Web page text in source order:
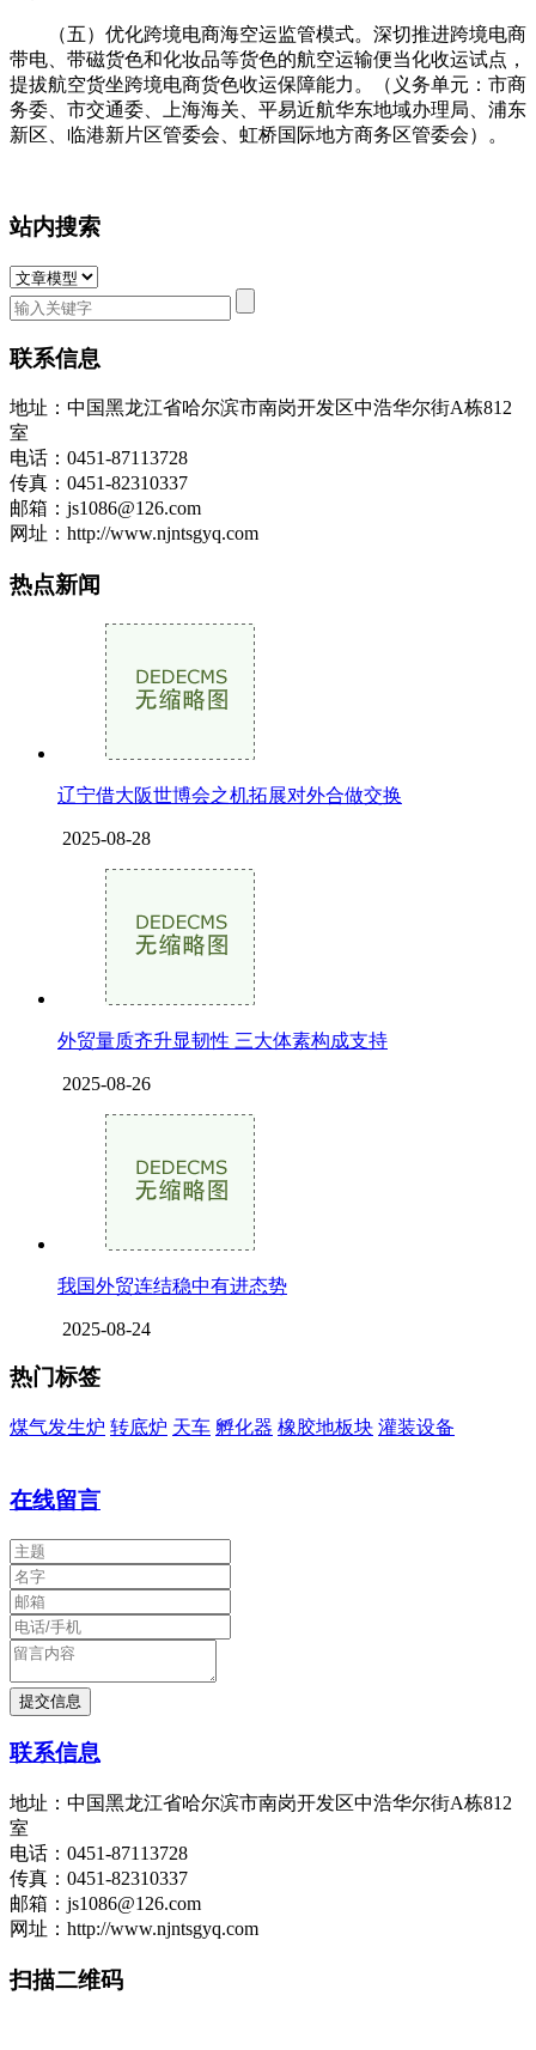
（五）优化跨境电商海空运监管模式。深切推进跨境电商
带电、带磁货色和化妆品等货色的航空运输便当化收运试点，
提拔航空货坐跨境电商货色收运保障能力。（义务单元：市商
务委、市交通委、上海海关、平易近航华东地域办理局、浦东
新区、临港新片区管委会、虹桥国际地方商务区管委会）。
站内搜索
联系信息
地址：中国黑龙江省哈尔滨市南岗开发区中浩华尔街A栋812
室
电话：0451-87113728
传真：0451-82310337
邮箱：js1086@126.com
网址：http://www.njntsgyq.com
热点新闻
辽宁借大阪世博会之机拓展对外合做交换
2025-08-28
外贸量质齐升显韧性 三大体素构成支持
2025-08-26
我国外贸连结稳中有进态势
2025-08-24
热门标签
煤气发生炉 转底炉 天车 孵化器 橡胶地板块 灌装设备
在线留言
联系信息
地址：中国黑龙江省哈尔滨市南岗开发区中浩华尔街A栋812
室
电话：0451-87113728
传真：0451-82310337
邮箱：js1086@126.com
网址：http://www.njntsgyq.com
扫描二维码